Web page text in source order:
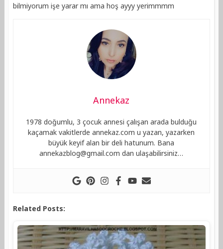
bilmiyorum işe yarar mı ama hoş ayyy yerimmmm
Annekaz
1978 doğumlu, 3 çocuk annesi çalışan arada bulduğu
kaçamak vakitlerde annekaz.com u yazan, yazarken
büyük keyif alan bir deli hatunum. Bana
annekazblog@gmail.com dan ulaşabilirsiniz…
Related Posts: